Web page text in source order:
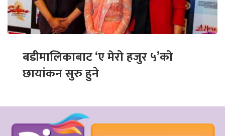
बडीमालिकाबाट ‘ए मेरो हजुर ५’को
छायांकन सुरु हुने